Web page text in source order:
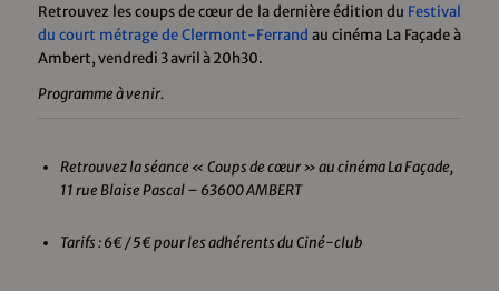
Retrouvez les coups de cœur de la dernière édition du Festival
du court métrage de Clermont-Ferrand au cinéma La Façade à
Ambert, vendredi 3 avril à 20h30.
Programme à venir.
Retrouvez la séance « Coups de cœur » au cinéma La Façade,
11 rue Blaise Pascal – 63600 AMBERT
Tarifs : 6€ / 5€ pour les adhérents du Ciné-club